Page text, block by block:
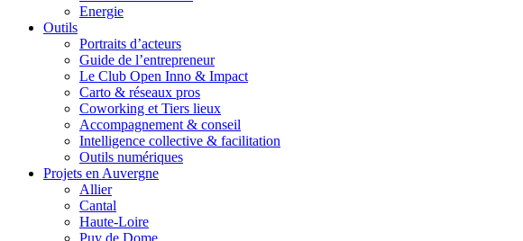
Energie
Outils
Portraits d’acteurs
Guide de l’entrepreneur
Le Club Open Inno & Impact
Carto & réseaux pros
Coworking et Tiers lieux
Accompagnement & conseil
Intelligence collective & facilitation
Outils numériques
Projets en Auvergne
Allier
Cantal
Haute-Loire
Puy de Dome